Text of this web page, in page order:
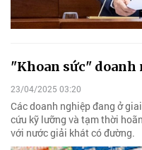
"Khoan sức" doanh
23/04/2025 03:20
Các doanh nghiệp đang ở
cứu kỹ lưỡng và tạm thời
với nước giải khát có đường.